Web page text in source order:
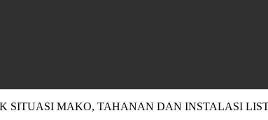
SITUASI MAKO, TAHANAN DAN INSTALASI